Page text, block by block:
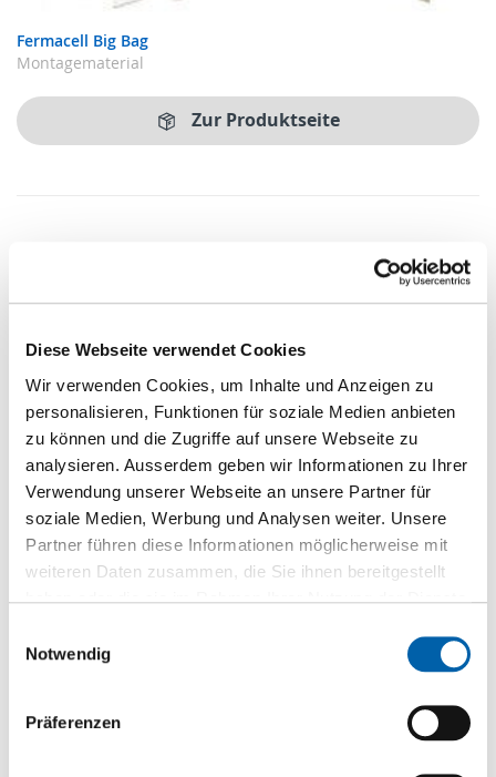
Diese Webseite verwendet Cookies
Wir verwenden Cookies, um Inhalte und Anzeigen zu
personalisieren, Funktionen für soziale Medien anbieten
zu können und die Zugriffe auf unsere Webseite zu
analysieren. Ausserdem geben wir Informationen zu Ihrer
Verwendung unserer Webseite an unsere Partner für
soziale Medien, Werbung und Analysen weiter. Unsere
Partner führen diese Informationen möglicherweise mit
weiteren Daten zusammen, die Sie ihnen bereitgestellt
haben oder die sie im Rahmen Ihrer Nutzung der Dienste
Notwendig
Präferenzen
Fermacell Big Bag
Montagematerial
Zur Produktseite
Montagematerial